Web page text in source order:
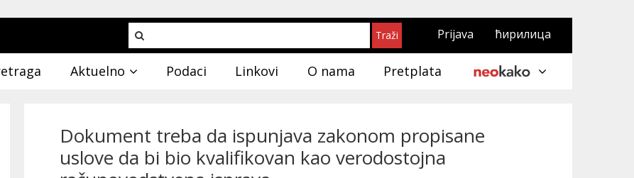
Prijava ћирилица
Aktuelno Podaci Linkovi O nama Pretplata
Dokument treba da ispunjava zakonom propisane
uslove da bi bio kvalifikovan kao verodostojna